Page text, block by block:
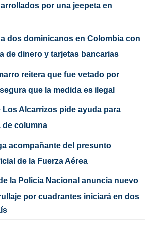
por una jeepeta en
dos dominicanos en Colombia con
de dinero y tarjetas bancarias
reitera que fue vetado por
que la medida es ilegal
Los Alcarrizos pide ayuda para
de columna
acompañante del presunto
de la Fuerza Aérea
la Policía Nacional anuncia nuevo
por cuadrantes iniciará en dos